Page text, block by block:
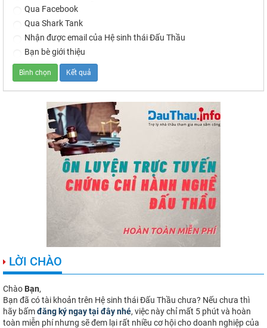
Qua Facebook
Qua Shark Tank
Nhận được email của Hệ sinh thái Đấu Thầu
Bạn bè giới thiệu
LỜI CHÀO
Chào Bạn,
Bạn đã có tài khoản trên Hệ sinh thái Đấu Thầu chưa? Nếu chưa thì
hãy bấmđăng ký ngay tại đây nhé, việc này chỉ mất 5 phút và hoàn
toàn miễn phí nhưng sẽ đem lại rất nhiều cơ hội cho doanh nghiệp của